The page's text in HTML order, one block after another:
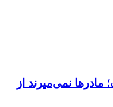
نمی‌میرند از